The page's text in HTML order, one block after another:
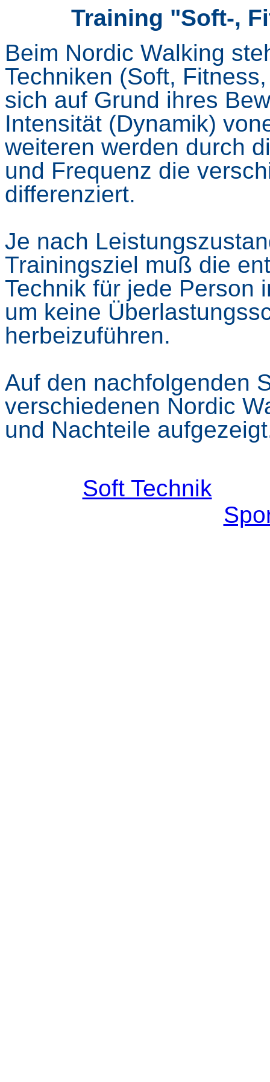
Training "Soft-,
Beim Nordic Walking
Techniken (Soft,
sich auf Grund ihres
Intensität (Dynamik)
weiteren werden durch
und Frequenz die
differenziert.
Je nach
Trainingsziel muß die
Technik für jede Person
um keine
herbeizuführen.
Auf den nachfolgenden
verschiedenen Nordic
und Nachteile
Soft Technik